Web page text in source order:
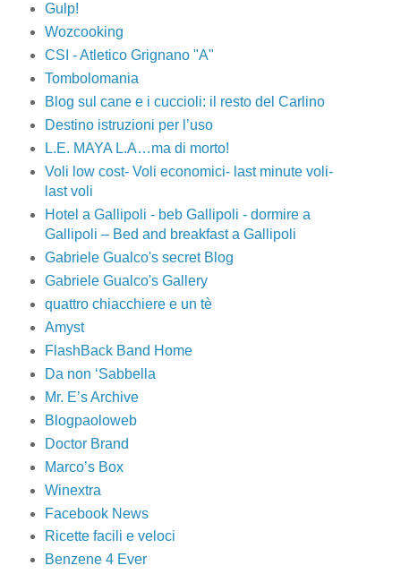
Gulp!
Wozcooking
CSI - Atletico Grignano "A"
Tombolomania
Blog sul cane e i cuccioli: il resto del Carlino
Destino istruzioni per l’uso
L.E. MAYA L.A…ma di morto!
Voli low cost- Voli economici- last minute voli-
last voli
Hotel a Gallipoli - beb Gallipoli - dormire a
Gallipoli – Bed and breakfast a Gallipoli
Gabriele Gualco's secret Blog
Gabriele Gualco's Gallery
quattro chiacchiere e un tè
Amyst
FlashBack Band Home
Da non ‘Sabbella
Mr. E’s Archive
Blogpaoloweb
Doctor Brand
Marco’s Box
Winextra
Facebook News
Ricette facili e veloci
Benzene 4 Ever